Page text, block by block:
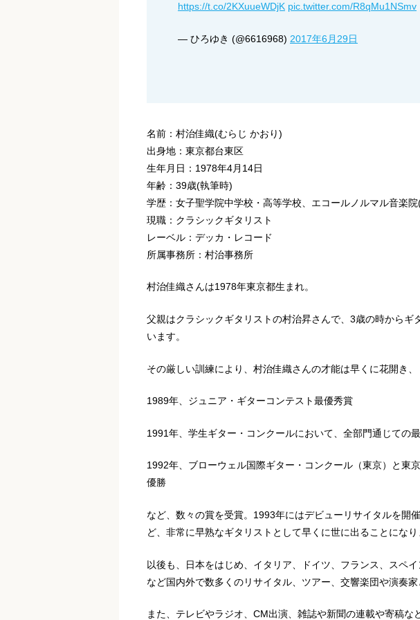
https://t.co/2KXuueWDjK pic.twitter.com/R8qMu1NSmv
— ひろゆき (@6616968) 2017年6月29日
名前：村治佳織(むらじ かおり)
出身地：東京都台東区
生年月日：1978年4月14日
年齢：39歳(執筆時)
学歴：女子聖学院中学校・高等学校、エコールノルマル音楽
現職：クラシックギタリスト
レーベル：デッカ・レコード
所属事務所：村治事務所
村治佳織さんは1978年東京都生まれ。
父親はクラシックギタリストの村治昇さんで、3歳の時からギ
います。
その厳しい訓練により、村治佳織さんの才能は早くに花開き、
1989年、ジュニア・ギターコンテスト最優秀賞
1991年、学生ギター・コンクールにおいて、全部門通じての
1992年、ブローウェル国際ギター・コンクール（東京）と東
優勝
など、数々の賞を受賞。1993年にはデビューリサイタルを開
ど、非常に早熟なギタリストとして早くに世に出ることになり
以後も、日本をはじめ、イタリア、ドイツ、フランス、スペ
など国内外で数多くのリサイタル、ツアー、交響楽団や演奏家
また、テレビやラジオ、CM出演、雑誌や新聞の連載や寄稿な